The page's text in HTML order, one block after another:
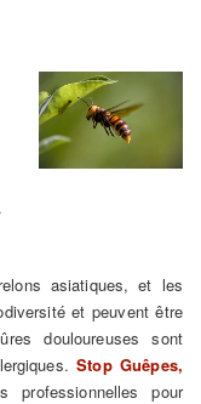
asiatiques, et les
et peuvent être
douloureuses sont
Stop Guêpes,
professionnelles pour